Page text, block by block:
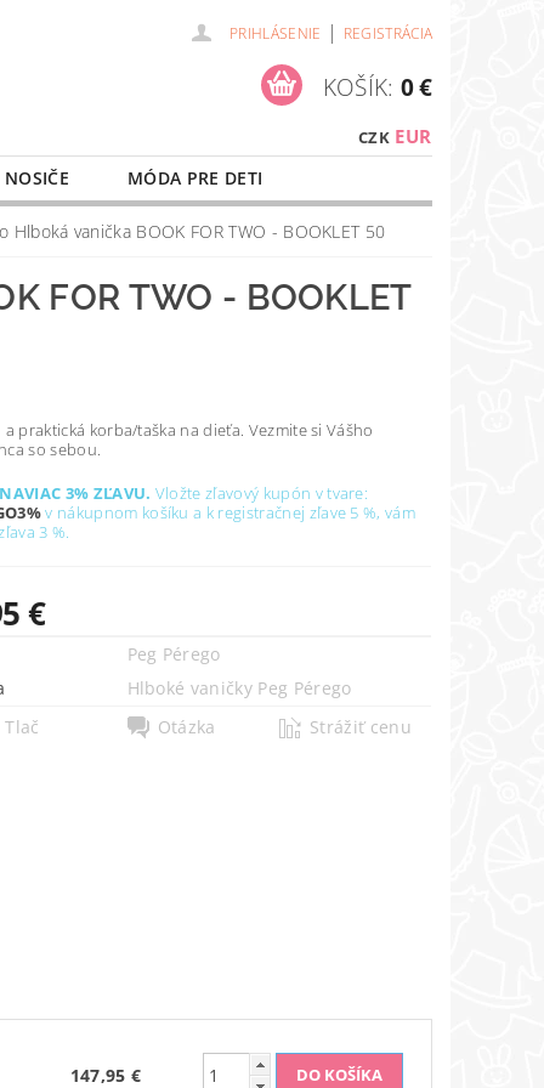
PRIHLÁSENIE | REGISTRÁCIA
CZK EUR
KOŠÍK: 0 €
MÓDA PRE DETI
SLUŽBY
O NÁKUPE
Hlboká vanička BOOK FOR TWO - BOOKLET 50
FOR TWO - BOOKLET
praktická korba/taška na dieťa. Vezmite si Vášho
so sebou.
3% ZĽAVU. Vložte zľavový kupón v tvare:
v nákupnom košíku a k registračnej zľave 5 %, vám
3 %.
€
Peg Pérego
Hlboké vaničky Peg Pérego
Tlač
Otázka Strážiť cenu
147,95 €